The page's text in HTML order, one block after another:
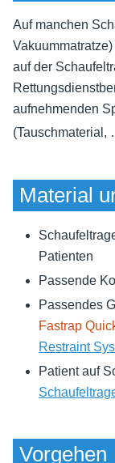
Auf manchen
auf der
aufnehmenden
(Tauschmaterial,
Material
Patienten
Passende
Passendes
Fastrap
Restraint
Patient auf
Vorgehen